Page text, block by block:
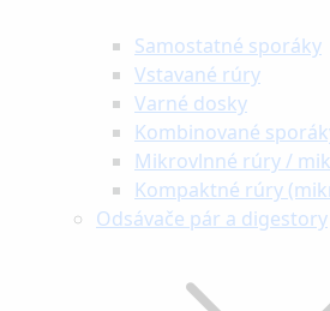
Samostatné sporáky
Vstavané rúry
Varné dosky
Kombinované
Mikrovlnné rúry /
Kompaktné rúry
Odsávače pár a digestory